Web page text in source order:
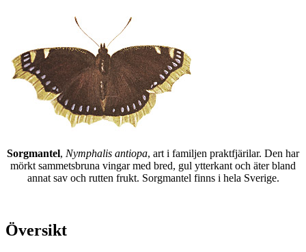
Sorgmantel, Nymphalis antiopa, art i familjen praktfjärilar. Den har
mörkt sammetsbruna vingar med bred, gul ytterkant och äter bland
annat sav och rutten frukt. Sorgmantel finns i hela Sverige.
Översikt